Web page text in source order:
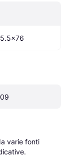
varie fonti